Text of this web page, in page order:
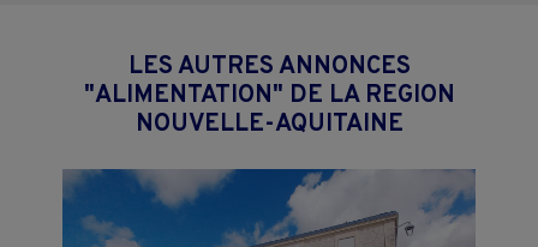
LES AUTRES ANNONCES
"ALIMENTATION" DE LA REGION
NOUVELLE-AQUITAINE